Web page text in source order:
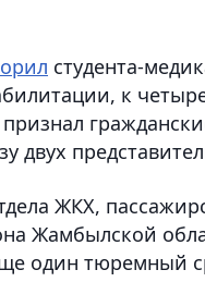
студента-
к
двух
ЖКХ,
Жамбылской
один тюремный